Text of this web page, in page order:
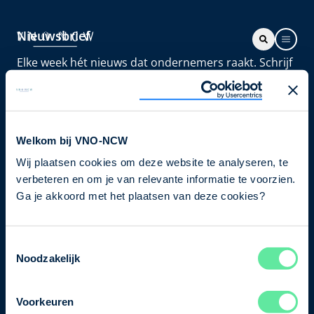
Welkom bij VNO-NCW
Wij plaatsen cookies om deze website te analyseren, te
verbeteren en om je van relevante informatie te voorzien.
Ga je akkoord met het plaatsen van deze cookies?
Noodzakelijk
Voorkeuren
Nieuwsbrief
Elke week hét nieuws dat ondernemers raakt. Schrijf
je nu in voor de VNO-NCW nieuwsbrief.
Schrijf je in
Direct naar
Ons verhaal
Bezuidenhoutseweg 12
T+31 70 349 03 49